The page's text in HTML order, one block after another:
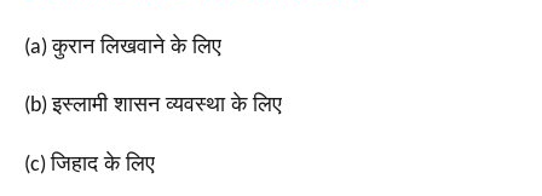
(a)कुरान लिखवाने के लिए
(b)इस्लामी शासन व्यवस्था के लिए
(c)जिहाद के लिए